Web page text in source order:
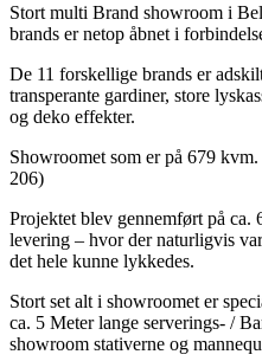
Stort multi Brand showroom i
brands er netop åbnet i
De 11 forskellige brands er
transperante gardiner, store
og deko effekter.
Showroomet som er på 679
206)
Projektet blev gennemført på
levering – hvor der naturligvis
det hele kunne lykkedes.
Stort set alt i showroomet er
ca. 5 Meter lange serverings- /
showroom stativerne og